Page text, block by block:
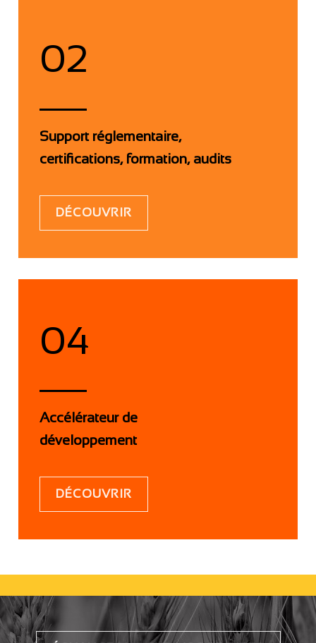
02
Support réglementaire,
certifications, formation, audits
DÉCOUVRIR
04
Accélérateur de
développement
DÉCOUVRIR